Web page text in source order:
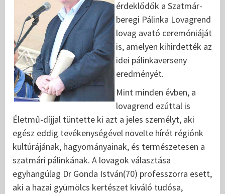
érdeklődők a Szatmár-
beregi Pálinka Lovagrend
lovag avató ceremóniáját
is, amelyen kihirdették az
idei pálinkaverseny
eredményét.
Mint minden évben, a
lovagrend ezúttal is
Életmű-díjjal tüntette ki azt a jeles személyt, aki
egész eddig tevékenységével növelte hírét régiónk
kultúrájának, hagyományainak, és természetesen a
szatmári pálinkának. A lovagok választása
egyhangúlag Dr Gonda István(70) professzorra esett,
aki a hazai gyümölcs kertészet kiváló tudósa,